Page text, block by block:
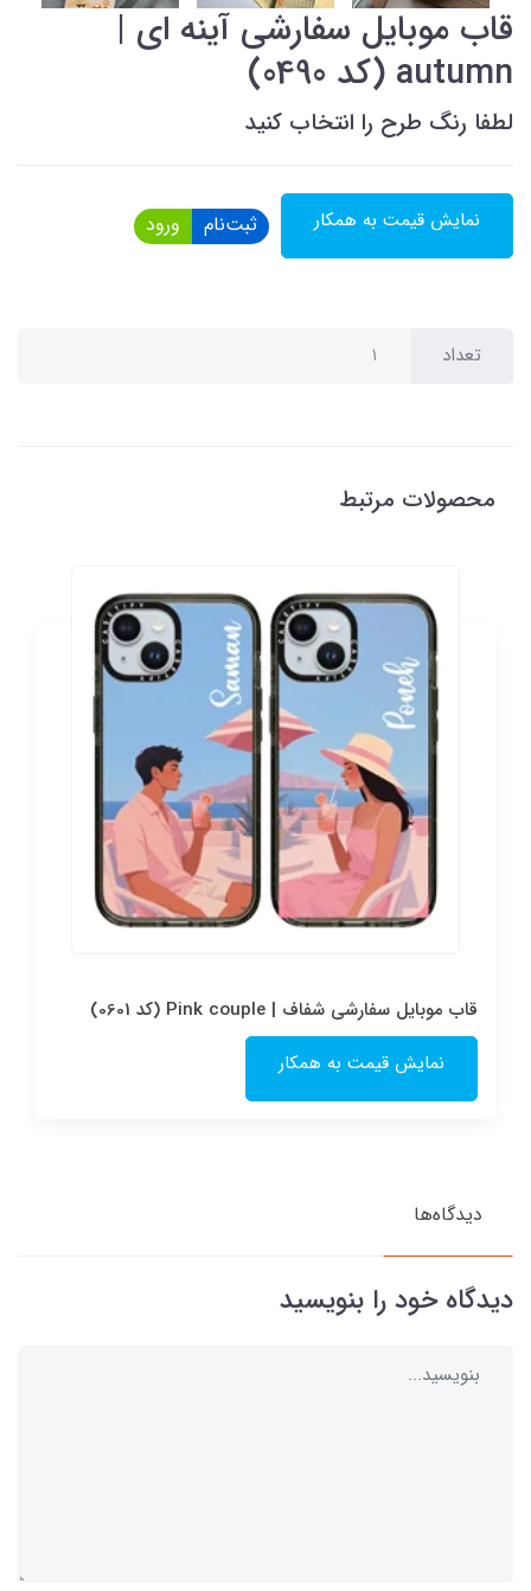
قاب موبایل سفارشی آینه ای |
autumn (کد 0490)
لطفا رنگ طرح را انتخاب کنید
نمایش قیمت به همکار ثبت‌نام ورود
تعداد
محصولات مرتبط
قاب موبایل سفارشی شفاف | Pink couple (کد 0601)
نمایش قیمت به همکار
دیدگاه‌ها
دیدگاه خود را بنویسید